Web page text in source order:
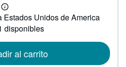
Más
información
sobre
las
envío
Estados Unidos de America
disponibles
al carrito